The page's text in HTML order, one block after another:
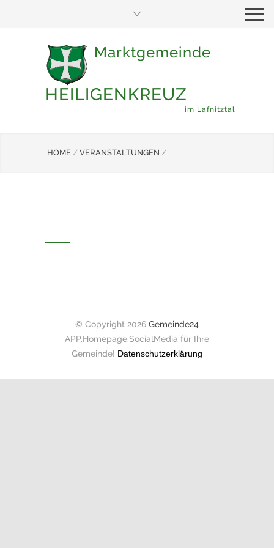
Marktgemeinde
HEILIGENKREUZ
im Lafnitztal
HOME / VERANSTALTUNGEN /
© Copyright 2026 Gemeinde24
APP.Homepage.SocialMedia für Ihre
Gemeinde! Datenschutzerklärung